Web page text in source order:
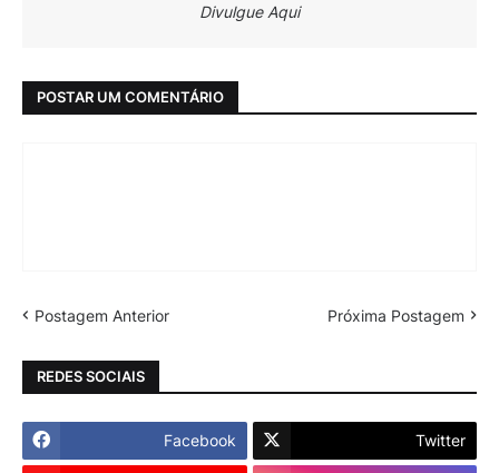
Divulgue Aqui
POSTAR UM COMENTÁRIO
Postagem Anterior Próxima Postagem
REDES SOCIAIS
Facebook Twitter